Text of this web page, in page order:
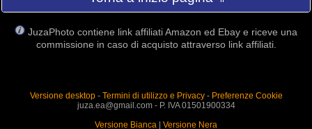
JuzaPhoto contiene link affiliati Amazon ed Ebay e riceve una
commissione in caso di acquisto attraverso link affiliati.
Versione desktop- Termini di utilizzo e Privacy- Preferenze Cookie
juza.ea@gmail.com - P. IVA 01501900334
Versione Bianca
Versione Nera